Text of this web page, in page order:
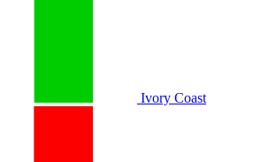
Ivory Coast